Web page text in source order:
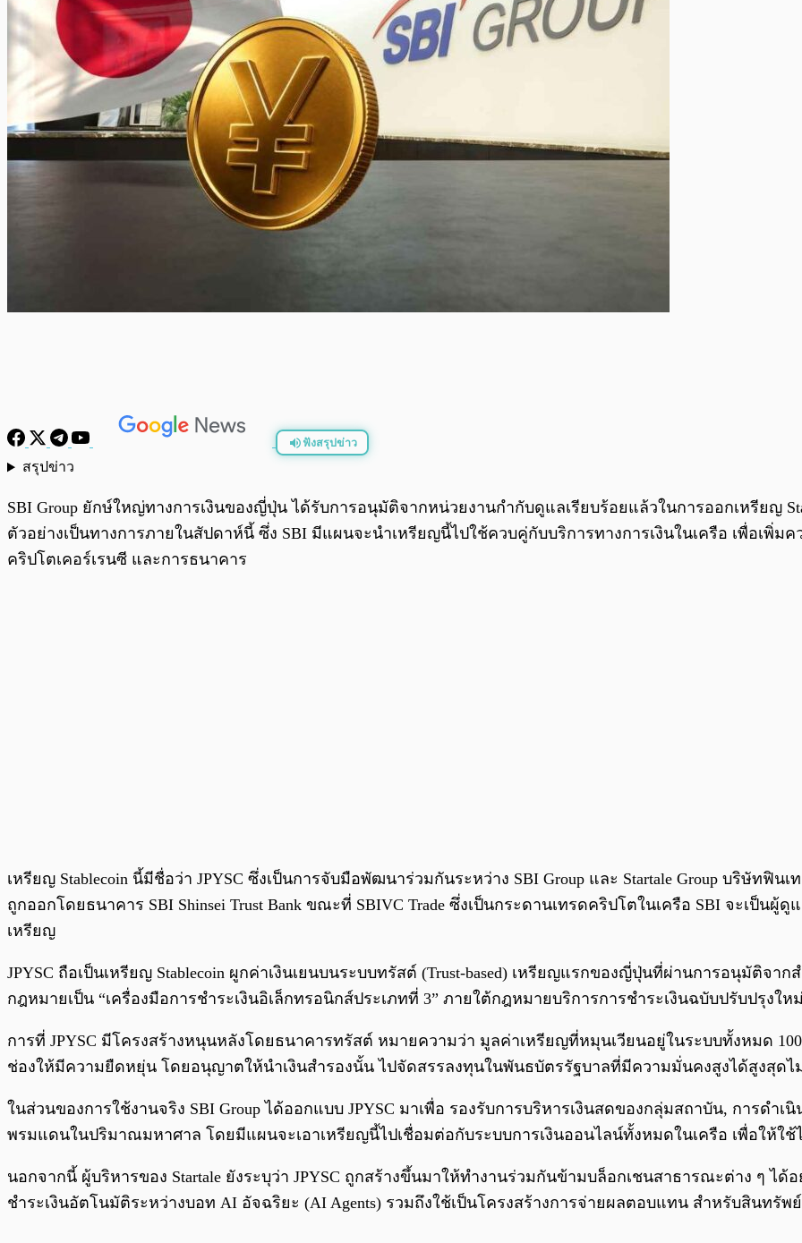
ฟังสรุปข่าว
สรุปข่าว
SBI Group ยักษ์ใหญ่ทางการเงินของญี่ปุ่น ได้รับการอนุมัติจากหน่วยงานกำกับดูแลเรียบร้อยแล้วในการออกเหรียญ
ตัวอย่างเป็นทางการภายในสัปดาห์นี้ ซึ่ง SBI มีแผนจะนำเหรียญนี้ไปใช้ควบคู่กับบริการทางการเงินในเครือ เพื่อเพิ่ม
คริปโตเคอร์เรนซี และการธนาคาร
เหรียญ Stablecoin นี้มีชื่อว่า JPYSC ซึ่งเป็นการจับมือพัฒนาร่วมกันระหว่าง SBI Group และ Startale Group บริษัทฟิ
ถูกออกโดยธนาคาร SBI Shinsei Trust Bank ขณะที่ SBIVC Trade ซึ่งเป็นกระดานเทรดคริปโตในเครือ SBI จะเป็น
เหรียญ
JPYSC ถือเป็นเหรียญ Stablecoin ผูกค่าเงินเยนบนระบบทรัสต์ (Trust-based) เหรียญแรกของญี่ปุ่นที่ผ่านการอนุมัติจา
กฎหมายเป็น “เครื่องมือการชำระเงินอิเล็กทรอนิกส์ประเภทที่ 3” ภายใต้กฎหมายบริการการชำระเงินฉบับปรับปรุงใ
การที่ JPYSC มีโครงสร้างหนุนหลังโดยธนาคารทรัสต์ หมายความว่า มูลค่าเหรียญที่หมุนเวียนอยู่ในระบบทั้งหมด
ช่องให้มีความยืดหยุ่น โดยอนุญาตให้นำเงินสำรองนั้น ไปจัดสรรลงทุนในพันธบัตรรัฐบาลที่มีความมั่นคงสูงได้สูงสุดไม่
ในส่วนของการใช้งานจริง SBI Group ได้ออกแบบ JPYSC มาเพื่อ รองรับการบริหารเงินสดของกลุ่มสถาบัน, การดำ
พรมแดนในปริมาณมหาศาล โดยมีแผนจะเอาเหรียญนี้ไปเชื่อมต่อกับระบบการเงินออนไลน์ทั้งหมดในเครือ เพื่อให้ใ
นอกจากนี้ ผู้บริหารของ Startale ยังระบุว่า JPYSC ถูกสร้างขึ้นมาให้ทำงานร่วมกันข้ามบล็อกเชนสาธารณะต่าง ๆ ได้
ชำระเงินอัตโนมัติระหว่างบอท AI อัจฉริยะ (AI Agents) รวมถึงใช้เป็นโครงสร้างการจ่ายผลตอบแทน สำหรับสินทรัพ